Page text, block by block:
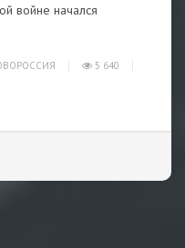
войне начался
5 640